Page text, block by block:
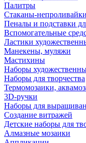
Палитры
Стаканы-непроливайки
Пеналы и подставки
Вспомогательные
Ластики
Манекены, муляжи
Мастихины
Наборы
Наборы для творчества
Термомозаики,
3D-ручки
Наборы для
Создание витражей
Детские наборы для
Алмазные мозаики